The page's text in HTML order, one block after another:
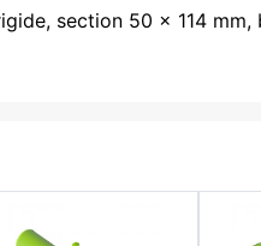
section 50 x 114 mm,